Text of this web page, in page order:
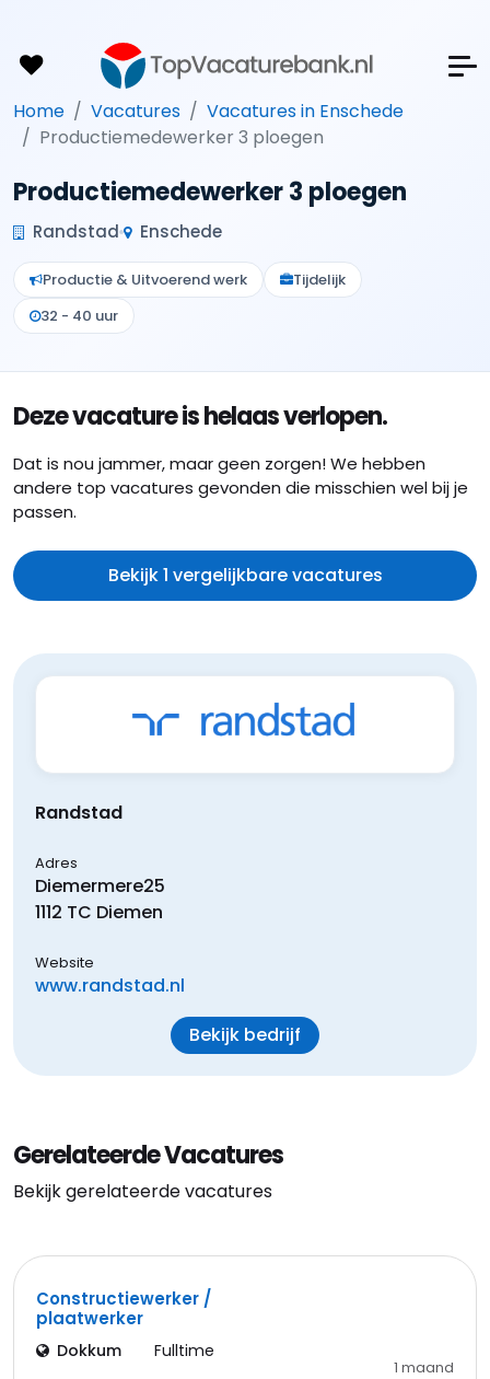
Home Vacatures
Vacatures in Enschede
Productiemedewerker 3 ploegen
Productiemedewerker 3 ploegen
Randstad Enschede
Productie & Uitvoerend werk
Tijdelijk
32 - 40 uur
Deze vacature is helaas verlopen.
Dat is nou jammer, maar geen zorgen! We hebben
andere top vacatures gevonden die misschien wel bij je
passen.
Bekijk 1 vergelijkbare vacatures
Randstad
Adres
Diemermere25
1112 TC Diemen
Website
www.randstad.nl
Bekijk bedrijf
Gerelateerde Vacatures
Bekijk gerelateerde vacatures
Constructiewerker /
plaatwerker
Dokkum Fulltime
1 maand